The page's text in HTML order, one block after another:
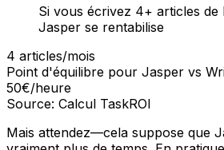
Si vous écrivez 4+ articles de
Jasper se rentabilise
4 articles/mois
Point d'équilibre pour Jasper vs
50€/heure
Source: Calcul TaskROI
Mais attendez—cela suppose que